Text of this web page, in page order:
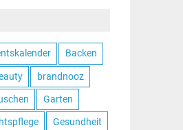
Backen
brandnooz
Garten
Gesundheit